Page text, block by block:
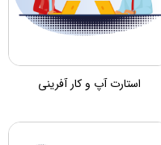
استارت آپ و کار آفرینی